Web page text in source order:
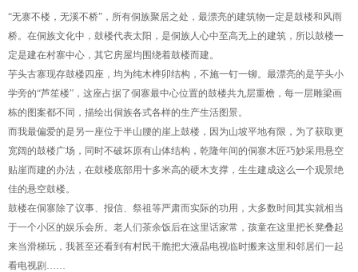
“无寨不楼，无溪不桥”，所有侗族聚居之处，最漂亮的建筑物一定是鼓楼和风雨
桥。在侗族文化中，鼓楼代表太阳，是侗族人心中至高无上的建筑，所以鼓楼一
定是建在村寨中心，其它房屋均围绕着鼓楼而建。
芋头古寨现存鼓楼四座，均为纯木榫卯结构，不施一钉一铆。最漂亮的是芋头小
学旁的“芦笙楼”，这座占据了侗寨最中心位置的鼓楼共九层重檐，每一层雕梁画
栋的图案都不同，描绘出侗族各式各样的生产生活图景。
而我最偏爱的是另一座位于半山腰的崖上鼓楼，因为山坡平地有限，为了获取更
宽阔的鼓楼广场，同时不破坏原有山体结构，乾隆年间的侗寨木匠巧妙采用悬空
贴崖而建的办法，在鼓楼底部用十多米高的硬木支撑，生生建成这么一个观景绝
佳的悬空鼓楼。
鼓楼在侗寨除了议事、报信、祭祖等严肃而实际的功用，大多数时间其实就相当
于一个小区的娱乐会所。老人们茶余饭后在这里话家常，孩童在这里把长凳叠起
来当滑梯玩，我甚至还看到有村民干脆把大液晶电视临时搬来这里和邻居们一起
看电视剧……